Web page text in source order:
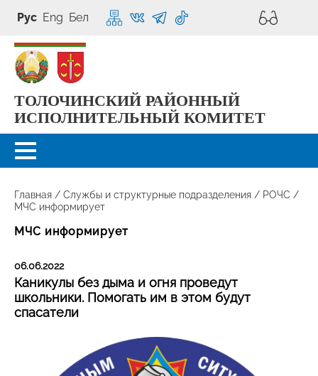
Рус Eng Бел
ТОЛОЧИНСКИЙ РАЙОННЫЙ
ИСПОЛНИТЕЛЬНЫЙ КОМИТЕТ
Главная / Службы и структурные подразделения / РОЧС /
МЧС информирует
МЧС информирует
06.06.2022
Каникулы без дыма и огня проведут
школьники. Помогать им в этом будут
спасатели